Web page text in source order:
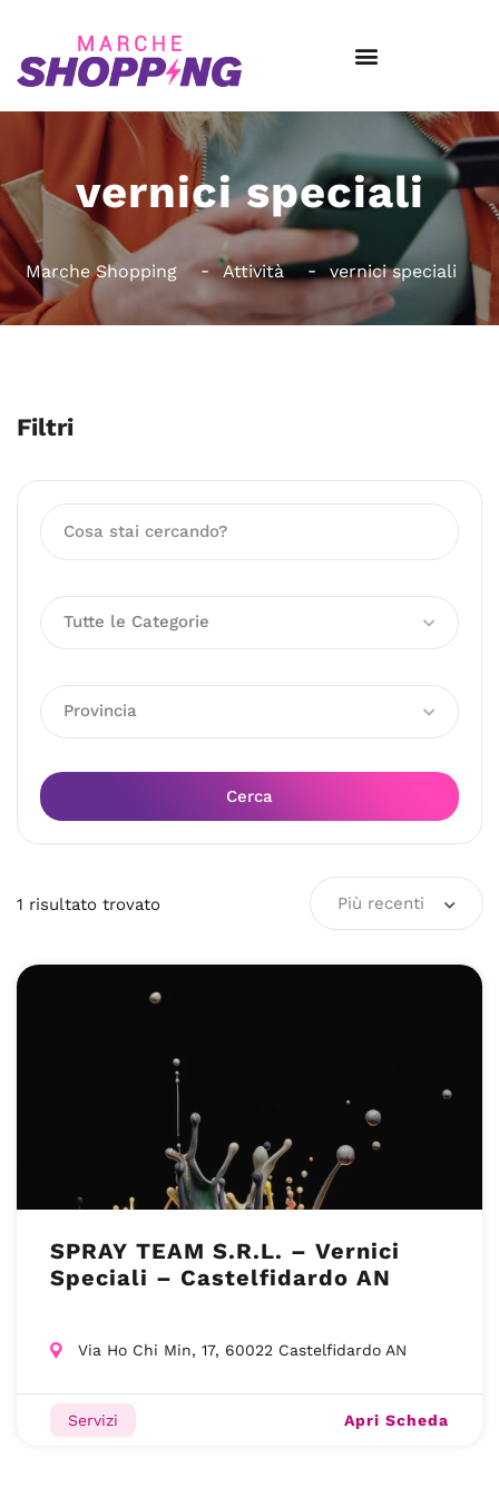
vernici speciali
Marche Shopping Attività vernici speciali
Filtri
Tutte le Categorie
Provincia
Cerca
1 risultato trovato Più recenti
SPRAY TEAM S.R.L. – Vernici
Speciali – Castelfidardo AN
Via Ho Chi Min, 17, 60022 Castelfidardo AN
Servizi Apri Scheda